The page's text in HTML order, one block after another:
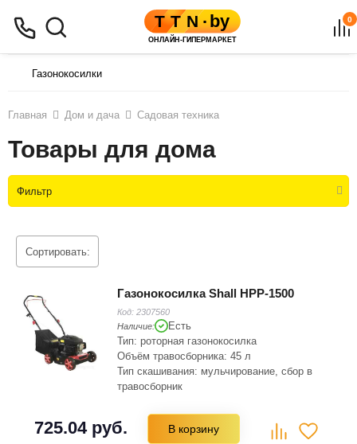
0
Газонокосилки
Главная Дом и дача Садовая техника
Товары для дома
Фильтр
Сортировать:
Газонокосилка Shall HPP-1500
Код: 2307560
Наличие:
Есть
Тип: роторная газонокосилка
Объём травосборника: 45 л
Тип скашивания: мульчирование, сбор в
травосборник
Макс. Высота скашивания: 65 мм
Рекомендуемая площадь скашивания: 1000
725.04 руб. В корзину